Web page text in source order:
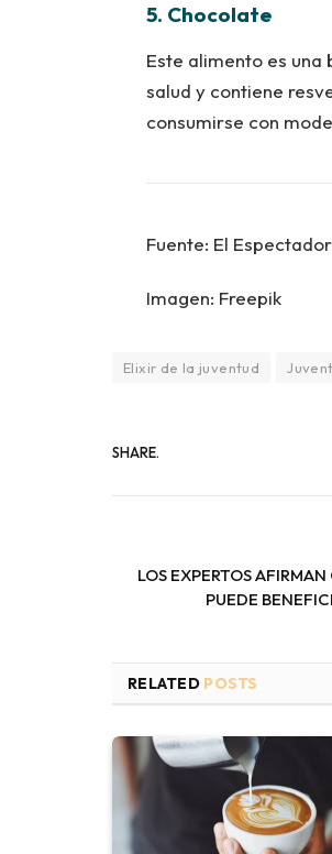
5. Chocolate
Este alimento es una
salud y contiene
consumirse con
Fuente: El Espectador
Imagen: Freepik
Elixir de la juventud
SHARE.
LOS EXPERTOS
PUEDE
RELATED POSTS